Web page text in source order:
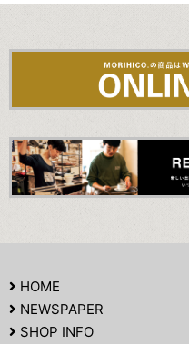
HOME
NEWSPAPER
SHOP INFO